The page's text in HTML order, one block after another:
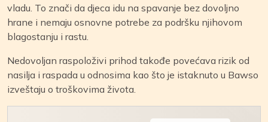
vladu. To znači da djeca idu na spavanje bez dovoljno
hrane i nemaju osnovne potrebe za podršku njihovom
blagostanju i rastu.
Nedovoljan raspoloživi prihod takođe povećava rizik od
nasilja i raspada u odnosima kao što je istaknuto u Bawso
izveštaju o troškovima života.